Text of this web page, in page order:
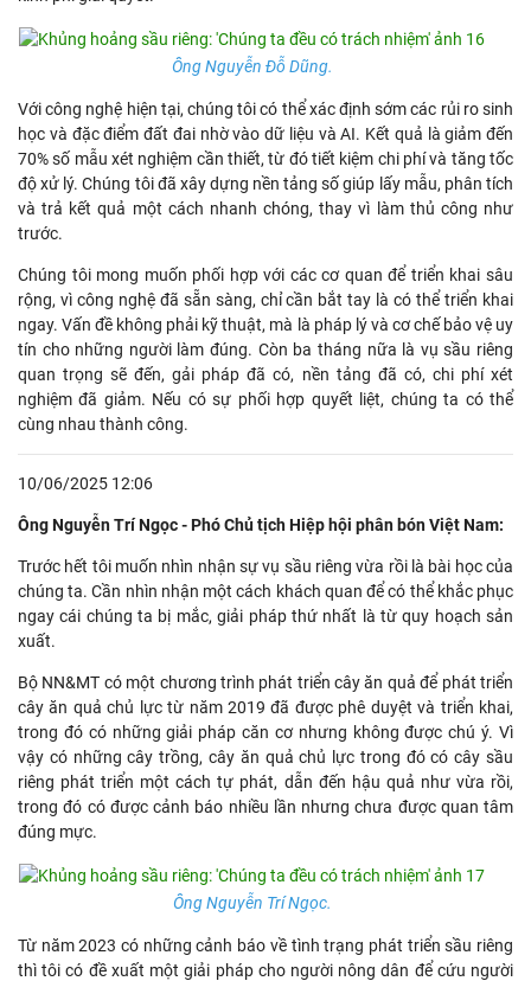
Ông Nguyễn Đỗ Dũng.
Với công nghệ hiện tại, chúng tôi có thể xác định sớm các rủi ro sinh
học và đặc điểm đất đai nhờ vào dữ liệu và AI. Kết quả là giảm đến
70% số mẫu xét nghiệm cần thiết, từ đó tiết kiệm chi phí và tăng tốc
độ xử lý. Chúng tôi đã xây dựng nền tảng số giúp lấy mẫu, phân tích
và trả kết quả một cách nhanh chóng, thay vì làm thủ công như
trước.
Chúng tôi mong muốn phối hợp với các cơ quan để triển khai sâu
rộng, vì công nghệ đã sẵn sàng, chỉ cần bắt tay là có thể triển khai
ngay. Vấn đề không phải kỹ thuật, mà là pháp lý và cơ chế bảo vệ uy
tín cho những người làm đúng. Còn ba tháng nữa là vụ sầu riêng
quan trọng sẽ đến, gải pháp đã có, nền tảng đã có, chi phí xét
nghiệm đã giảm. Nếu có sự phối hợp quyết liệt, chúng ta có thể
cùng nhau thành công.
10/06/2025 12:06
Ông Nguyễn Trí Ngọc - Phó Chủ tịch Hiệp hội phân bón Việt Nam:
Trước hết tôi muốn nhìn nhận sự vụ sầu riêng vừa rồi là bài học của
chúng ta. Cần nhìn nhận một cách khách quan để có thể khắc phục
ngay cái chúng ta bị mắc, giải pháp thứ nhất là từ quy hoạch sản
xuất.
Bộ NN&MT có một chương trình phát triển cây ăn quả để phát triển
cây ăn quả chủ lực từ năm 2019 đã được phê duyệt và triển khai,
trong đó có những giải pháp căn cơ nhưng không được chú ý. Vì
vậy có những cây trồng, cây ăn quả chủ lực trong đó có cây sầu
riêng phát triển một cách tự phát, dẫn đến hậu quả như vừa rồi,
trong đó có được cảnh báo nhiều lần nhưng chưa được quan tâm
đúng mực.
Ông Nguyễn Trí Ngọc.
Từ năm 2023 có những cảnh báo về tình trạng phát triển sầu riêng
thì tôi có đề xuất một giải pháp cho người nông dân để cứu người